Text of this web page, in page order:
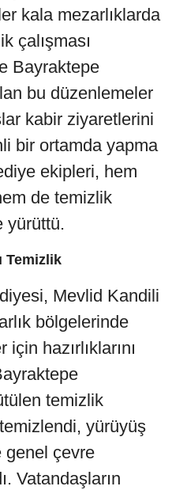
kala mezarlıklarda
çalışması
Bayraktepe
bu düzenlemeler
kabir ziyaretlerini
bir ortamda yapma
ekipleri, hem
de temizlik
yürüttü.
Temizlik
Mevlid Kandili
bölgelerinde
hazırlıklarını
temizlik
yürüyüş
genel çevre
Vatandaşların